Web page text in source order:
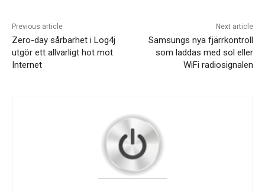
Previous article
Zero-day sårbarhet i Log4j
utgör ett allvarligt hot mot
Internet
Next article
Samsungs nya fjärrkontroll
som laddas med sol eller
WiFi radiosignalen